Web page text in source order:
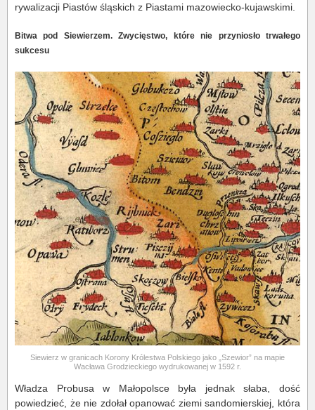
rywalizacji Piastów śląskich z Piastami mazowiecko-kujawskimi.
Bitwa pod Siewierzem. Zwycięstwo, które nie przyniosło trwałego
sukcesu
Siewierz w granicach Korony Królestwa Polskiego jako „Szewior” na mapie
Wacława Grodzieckiego wydrukowanej w 1592 r.
Władza Probusa w Małopolsce była jednak słaba, dość
powiedzieć, że nie zdołał opanować ziemi sandomierskiej, która